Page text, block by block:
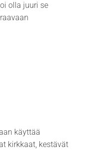
olla juuri se
käyttää
kirkkaat, kestävät